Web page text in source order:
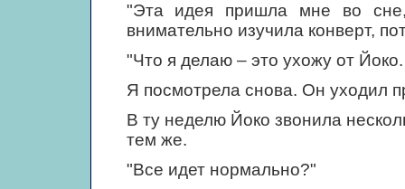
"Эта идея пришла мне во
внимательно изучила конверт,
"Что я делаю – это ухожу от
Я посмотрела снова. Он уходил
В ту неделю Йоко звонила
тем же.
"Все идет нормально?"